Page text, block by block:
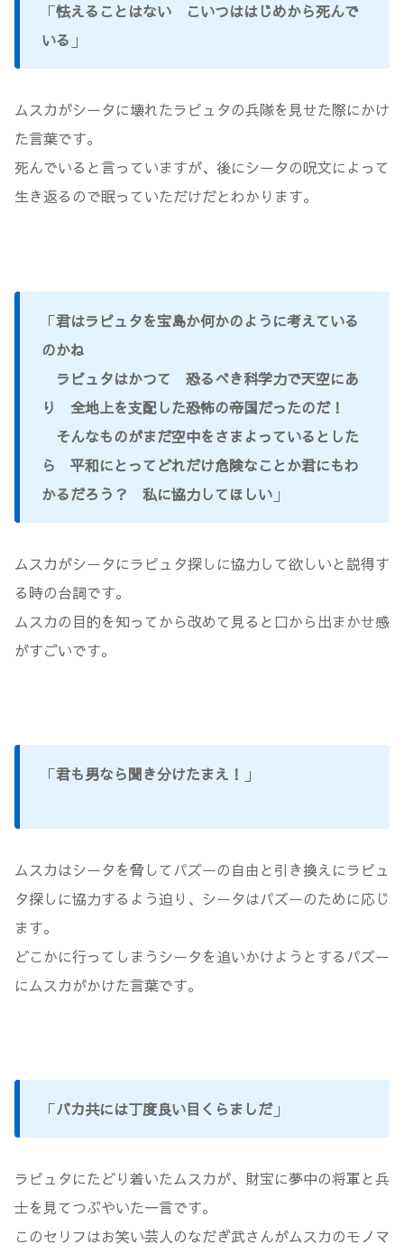
「怯えることはない こいつははじめから死んで
いる 」
ムスカがシータに壊れたラピュタの兵隊を見せた際にかけ
た言葉です。
死んでいると言っていますが、後にシータの呪文によって
生き返るので眠っていただけだとわかります。
「君はラピュタを宝島か何かのように考えている
のかね
ラピュタはかつて 恐るべき科学力で天空にあ
り 全地上を支配した恐怖の帝国だったのだ！
そんなものがまだ空中をさまよっているとした
ら 平和にとってどれだけ危険なことか君にもわ
かるだろう？ 私に協力してほしい 」
ムスカがシータにラピュタ探しに協力して欲しいと説得す
る時の台詞です。
ムスカの目的を知ってから改めて見ると口から出まかせ感
がすごいです。
「君も男なら聞き分けたまえ！ 」
ムスカはシータを脅してパズーの自由と引き換えにラピュ
タ探しに協力するよう迫り、シータはパズーのために応じ
ます。
どこかに行ってしまうシータを追いかけようとするパズー
にムスカがかけた言葉です。
「バカ共には丁度良い目くらましだ」
ラピュタにたどり着いたムスカが、財宝に夢中の将軍と兵
士を見てつぶやいた一言です。
このセリフはお笑い芸人のなだぎ武さんがムスカのモノマ